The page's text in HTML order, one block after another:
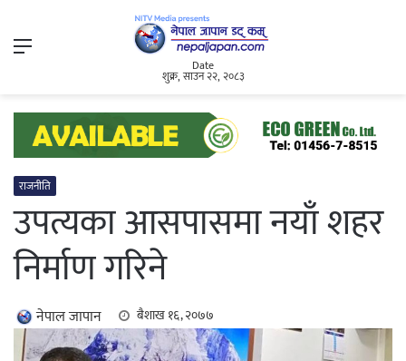
Menu
Date
शुक्र, साउन २२, २०८३
राजनीति
उपत्यका आसपासमा नयाँ शहर
निर्माण गरिने
नेपाल जापान बैशाख १६, २०७७